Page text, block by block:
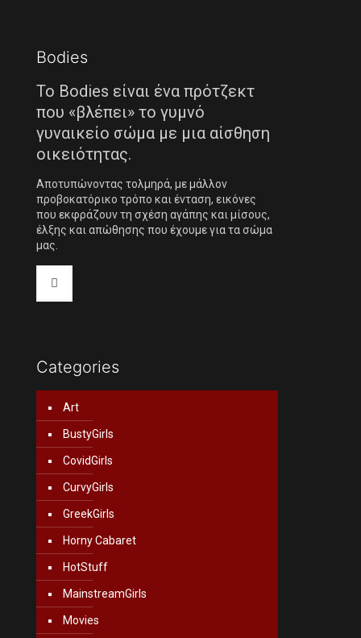
Bodies
Το Bodies είναι ένα πρότζεκτ
που «βλέπει» το γυμνό
γυναικείο σώμα με μια αίσθηση
οικειότητας.
Αποτυπώνοντας τολμηρά, με μάλλον
προβοκατόρικο τρόπο και ένταση, εικόνες
που εκφράζουν τη σχέση αγάπης και μίσους,
έλξης και απώθησης που έχουμε για τα σώμα
μας.
Categories
Art
BustyGirls
CovidGirls
CurvyGirls
GreekGirls
Horny Cabaret
HotStuff
MainstreamGirls
Movies